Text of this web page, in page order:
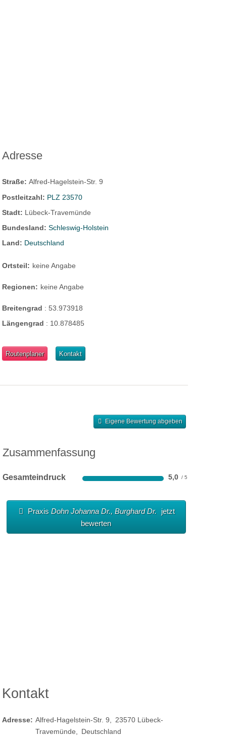
Adresse
Straße:Alfred-Hagelstein-Str. 9
Postleitzahl: PLZ 23570
Stadt: Lübeck-Travemünde
Bundesland:Schleswig-Holstein
Land: Deutschland
Ortsteil: keine Angabe
Regionen: keine Angabe
Breitengrad :53.973918
Längengrad : 10.878485
Routenplaner Kontakt
Eigene Bewertung abgeben
Zusammenfassung
Gesamteindruck 5,0
Praxis Dohn Johanna Dr., Burghard Dr.
jetzt
bewerten
Kontakt
Adresse: Alfred-Hagelstein-Str. 9 23570 Lübeck-
Travemünde
Deutschland